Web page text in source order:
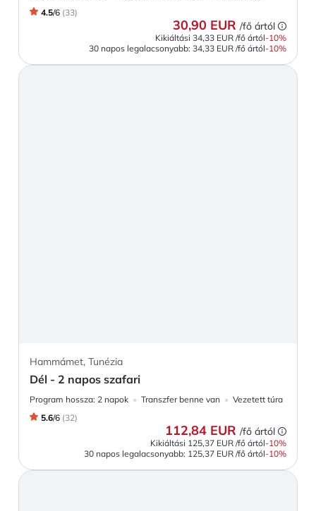
4.5/6 (33)
30,90 EUR /fő ártól
Kikiáltási 34,33 EUR /fő ártól-10%
30 napos legalacsonyabb: 34,33 EUR /fő ártól-10%
Hammámet, Tunézia
Dél - 2 napos szafari
Program hossza: 2 napok Transzfer benne van
Vezetett túra
5.6/6 (32)
112,84 EUR /fő ártól
Kikiáltási 125,37 EUR /fő ártól-10%
30 napos legalacsonyabb: 125,37 EUR /fő ártól-10%